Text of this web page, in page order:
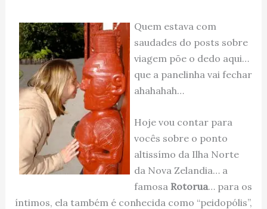
Quem estava com
saudades do posts sobre
viagem põe o dedo aqui…
que a panelinha vai fechar
ahahahah…
Hoje vou contar para
vocês sobre o ponto
altissímo da Ilha Norte
da Nova Zelandia… a
famosa Rotorua… para os
íntimos, ela também é conhecida como “peidopólis”,